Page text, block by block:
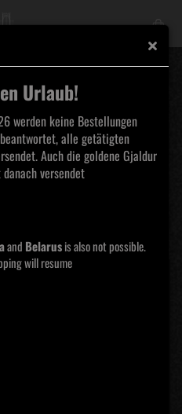
Urlaub!
werden keine Bestellungen
alle getätigten
Auch die goldene Gjaldur
versendet
and Belarusis also not possible.
will resume
Alle Hersteller
pro Seite